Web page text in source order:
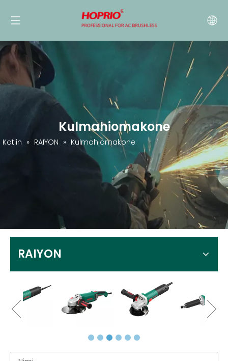
Kulmahiomakone
Kotiin » RAIYON » Kulmahiomakone
RAIYON